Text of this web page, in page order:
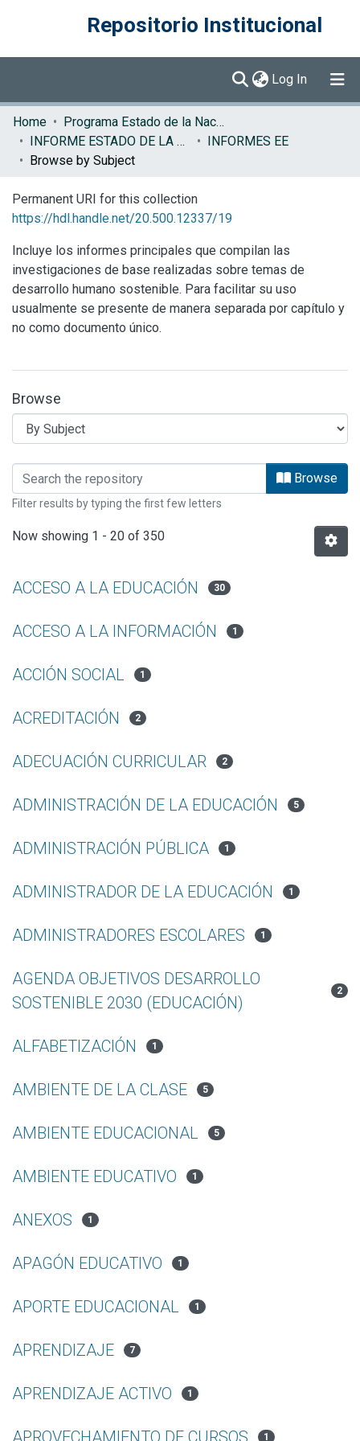
Repositorio Institucional
Log In (current)
Communities & Collections
Browse DSpace
Home
Programa Estado de la Nación (PEN)
INFORME ESTADO DE LA EDUCACION
INFORMES EE
Browse by Subject
Permanent URI for this collection
https://hdl.handle.net/20.500.12337/19
Incluye los informes principales que compilan las
investigaciones de base realizadas sobre temas de
desarrollo humano sostenible. Para facilitar su uso
usualmente se presente de manera separada por capítulo y
no como documento único.
Browse
Browsing INFORMES EE by Subject
Browse
Filter results by typing the first few letters
Now showing 1 - 20 of 350
ACCESO A LA EDUCACIÓN 30
ACCESO A LA INFORMACIÓN 1
ACCIÓN SOCIAL 1
ACREDITACIÓN 2
ADECUACIÓN CURRICULAR 2
ADMINISTRACIÓN DE LA EDUCACIÓN 5
ADMINISTRACIÓN PÚBLICA 1
ADMINISTRADOR DE LA EDUCACIÓN 1
ADMINISTRADORES ESCOLARES 1
AGENDA OBJETIVOS DESARROLLO
SOSTENIBLE 2030 (EDUCACIÓN)
2
ALFABETIZACIÓN 1
AMBIENTE DE LA CLASE 5
AMBIENTE EDUCACIONAL 5
AMBIENTE EDUCATIVO 1
ANEXOS 1
APAGÓN EDUCATIVO 1
APORTE EDUCACIONAL 1
APRENDIZAJE 7
APRENDIZAJE ACTIVO 1
APROVECHAMIENTO DE CURSOS 1